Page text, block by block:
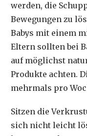
werden, die
Bewegungen zu
Babys mit einem
Eltern sollten bei
auf möglichst
Produkte achten.
mehrmals pro
Sitzen die
sich nicht leicht